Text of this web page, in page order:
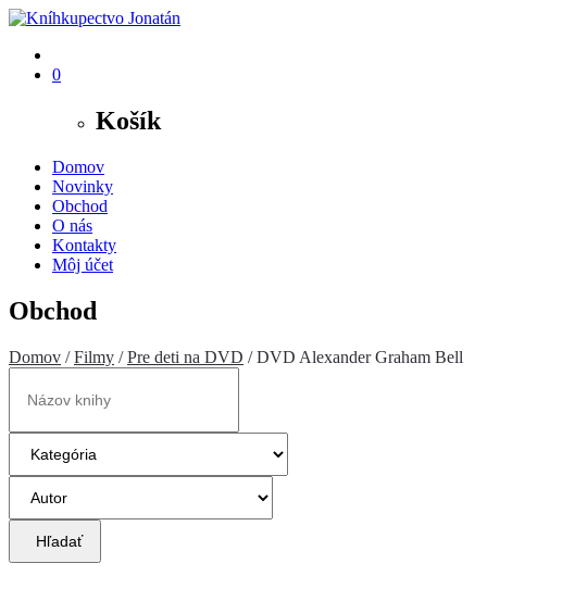
0
Košík
Domov
Novinky
Obchod
O nás
Kontakty
Môj účet
Obchod
Domov /Filmy /Pre deti na DVD / DVD Alexander Graham Bell
Hľadať